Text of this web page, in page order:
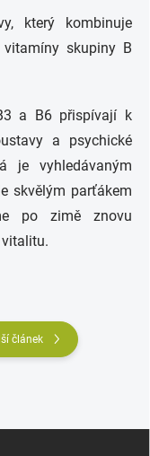
který kombinuje
skupiny B
a B6 přispívají k
a psychické
je vyhledávaným
skvělým parťákem
po zimě znovu
článek